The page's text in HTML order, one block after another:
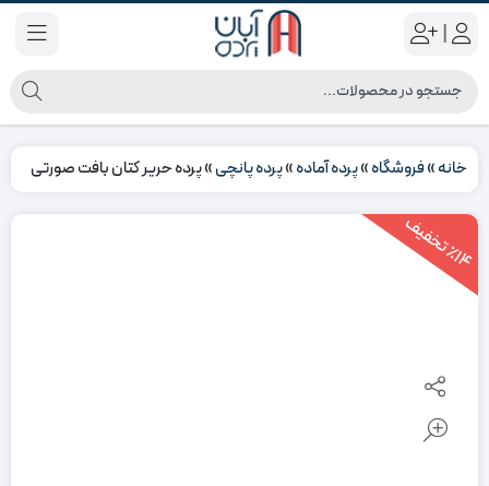
|
خانه»فروشگاه»پرده آماده»پرده پانچی»پرده حریر کتان بافت صورتی
٪1
4
ت
خ
ف
یف